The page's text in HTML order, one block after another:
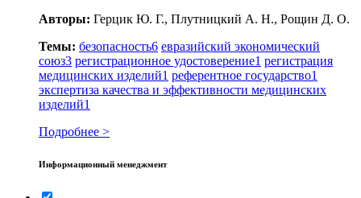
Авторы: Герцик Ю. Г., Плутницкий А. Н., Рощин Д. О.
Темы: безопасность6 евразийский экономический
союз3 регистрационное удостоверение1 регистрация
медицинских изделий1 референтное государство1
экспертиза качества и эффективности медицинских
изделий1
Подробнее >
Информационный менеджмент